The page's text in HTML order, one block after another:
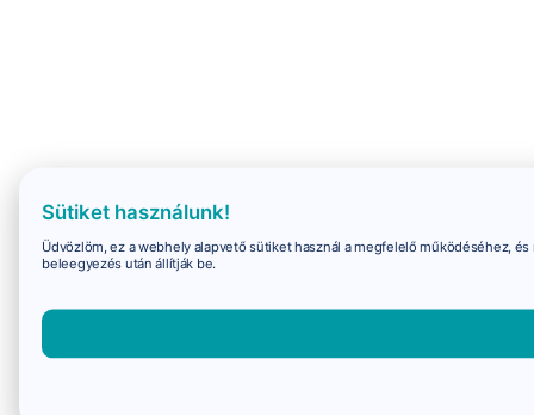
Sütiket használunk!
Üdvözlöm, ez a webhely alapvető sütiket használ a megfelelő működéséhez,
beleegyezés után állítják be.